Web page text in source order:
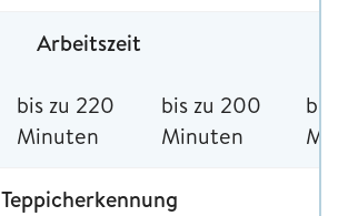
Arbeitszeit
bis zu 220
Minuten
bis zu 200
Minuten
Teppicherkennung